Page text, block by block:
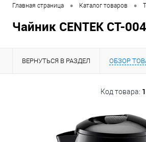
Главная страница • Каталог товаров •
Чайник CENTEK CT-
ВЕРНУТЬСЯ В РАЗДЕЛ ОБЗОР
Код товара: